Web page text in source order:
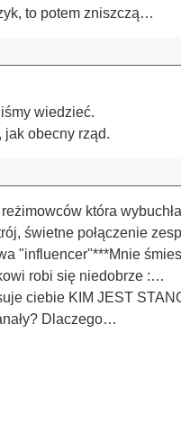
to potem zniszczą…
wiedzieć.
jak obecny rząd.
która
świetne połączenie
"influencer"***Mnie
robi się niedobrze :…
ciebie KIM JEST
Dlaczego…